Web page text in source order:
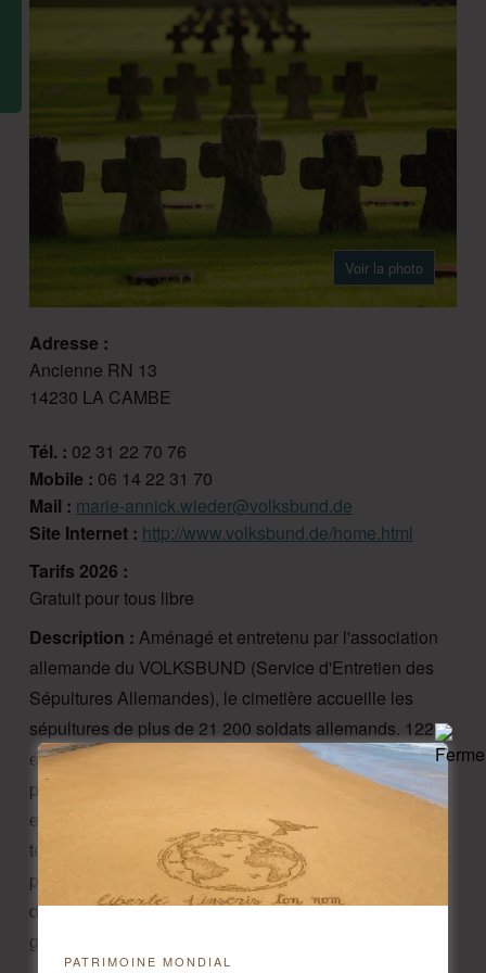
Voir la photo
Adresse :
Ancienne RN 13
14230 LA CAMBE
Tél. : 02 31 22 70 76
Mobile : 06 14 22 31 70
Mail : marie-annick.wieder@volksbund.de
Site Internet : http://www.volksbund.de/home.html
Tarifs 2026 :
Gratuit pour tous libre
Description : Aménagé et entretenu par l'association
allemande du VOLKSBUND (Service d'Entretien des
Sépultures Allemandes), le cimetière accueille les
sépultures de plus de 21 200 soldats allemands. 1220
érables y ont été plantés comme symboles vivants de
paix et de réconciliation entre les nations. La nouvelle
exposition trilingue aborde les thèmes de l'Homme en
temps de guerre, des sépultures allemandes, de la
population civile, du sens des commémorations et du
devoir de mémoire. La complexité et la tragédie de la
guerre sont mises en lumière.
PATRIMOINE MONDIAL